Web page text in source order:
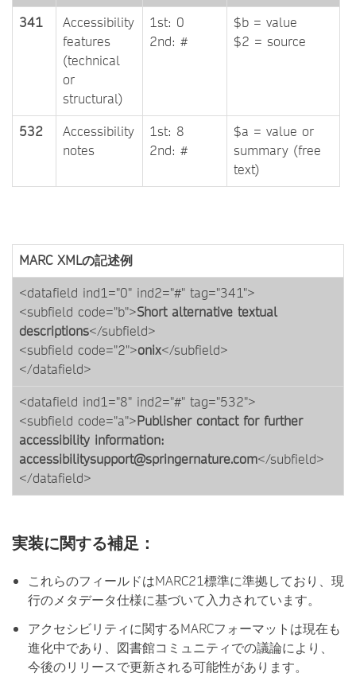
341
Accessibility
features
(technical
or
structural)
1st: 0
2nd: #
$b = value
$2 = source
532
Accessibility
notes
1st: 8
2nd: #
$a = value or
summary (free
text)
MARC XMLの記述例
<datafield ind1="0" ind2="#" tag="341">
<subfield code="b">Short alternative textual
descriptions</subfield>
<subfield code="2">onix</subfield>
</datafield>
<datafield ind1="8" ind2="#" tag="532">
<subfield code="a">Publisher contact for further
accessibility information:
accessibilitysupport@springernature.com</subfield>
</datafield>
実装に関する補足：
これらのフィールドはMARC21標準に準拠しており、現
行のメタデータ仕様に基づいて入力されています。
アクセシビリティに関するMARCフォーマットは現在も
進化中であり、図書館コミュニティでの議論により、
今後のリリースで更新される可能性があります。